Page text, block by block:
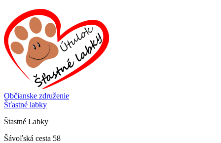
Občianske združenie
Šťastné labky
Štastné Labky
Šávoľská cesta 58